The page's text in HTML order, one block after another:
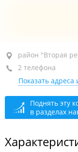
ул. Шоссейная 2-
открыто:
район "Вторая
2 телефона
Показать адреса
Поднять эту
в разделах